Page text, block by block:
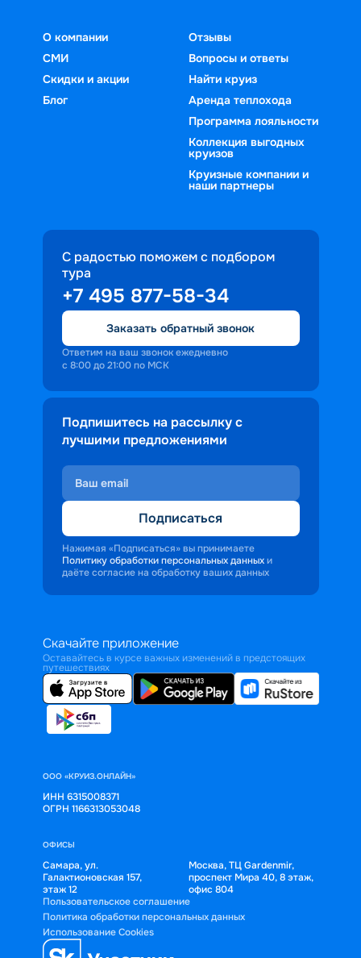
О компании
СМИ
Скидки и акции
Блог
Отзывы
Вопросы и ответы
Найти круиз
Аренда теплохода
Программа лояльности
Коллекция выгодных
круизов
Круизные компании и
наши партнеры
С радостью поможем с подбором
тура
+7 495 877-58-34
Заказать обратный звонок
Ответим на ваш звонок ежедневно
с 8:00 до 21:00 по МСК
Подпишитесь на рассылку с
лучшими предложениями
Подписаться
Нажимая «Подписаться» вы принимаете
Политику обработки персональных данных и
даёте согласие на обработку ваших данных
Скачайте приложение
Оставайтесь в курсе важных изменений в предстоящих
путешествиях
ООО «КРУИЗ.ОНЛАЙН»
ИНН 6315008371
ОГРН 1166313053048
ОФИСЫ
Самара, ул.
Галактионовская 157,
этаж 12
Москва, ТЦ Gardenmir,
проспект Мира 40, 8 этаж,
офис 804
Пользовательское соглашение
Политика обработки персональных данных
Использование Cookies